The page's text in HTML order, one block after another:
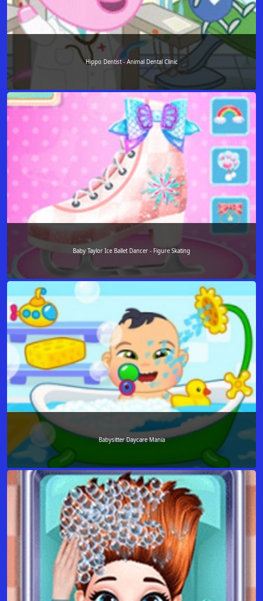
Hippo Dentist - Animal Dental Clinic
Baby Taylor Ice Ballet Dancer - Figure Skating
Babysitter Daycare Mania